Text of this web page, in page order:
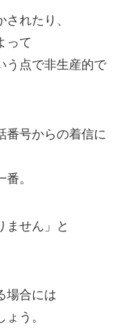
れたり、
って
う点で非生産的で
番号からの着信に
。
ません」と
場合には
う。